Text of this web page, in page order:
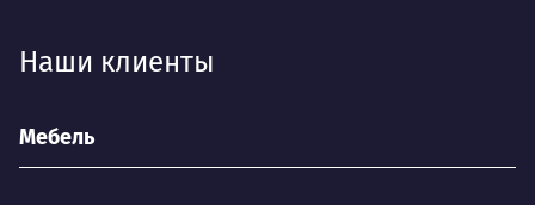
Наши клиенты
Мебель